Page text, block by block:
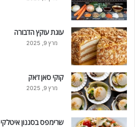
עוגת עוקץ הדבורה
מרץ 9, 2025
קוקי סאן ז'אק
מרץ 9, 2025
שרימפס בסגנון איטלקי